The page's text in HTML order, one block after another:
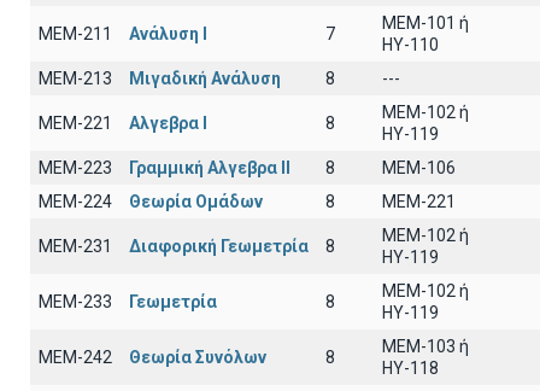
ΜΕΜ-211 Ανάλυση Ι 7
ΜΕΜ-101 ή
ΗΥ-110
ΜΕΜ-213
Μιγαδική Ανάλυση 8 ---
ΜΕΜ-221 Αλγεβρα Ι 8
ΜΕΜ-102 ή
ΗΥ-119
ΜΕΜ-223
Γραμμική Αλγεβρα ΙΙ 8
MEM-106
ΜΕΜ-224
Θεωρία Ομάδων 8 MEM-221
ΜΕΜ-231 Διαφορική Γεωμετρία 8
MEM-102 ή
ΗΥ-119
ΜΕΜ-233 Γεωμετρία 8
MEM-102 ή
ΗΥ-119
ΜΕΜ-242 Θεωρία Συνόλων 8
ΜΕΜ-103 ή
ΗΥ-118